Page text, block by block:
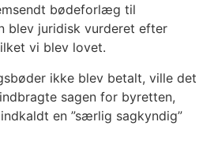
bødeforlæg til
blev juridisk vurderet efter
vi blev lovet.
ikke blev betalt, ville det
sagen for byretten,
en ”særlig sagkyndig”